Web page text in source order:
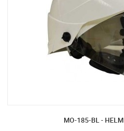
MO-185-BL -